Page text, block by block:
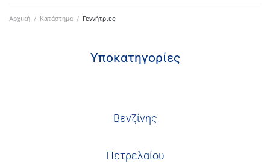
Αρχική / Κατάστημα / Γεννήτριες
Υποκατηγορίες
Βενζίνης
Πετρελαίου